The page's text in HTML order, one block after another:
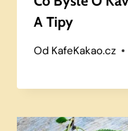
A Tipy
Od KafeKakao.cz